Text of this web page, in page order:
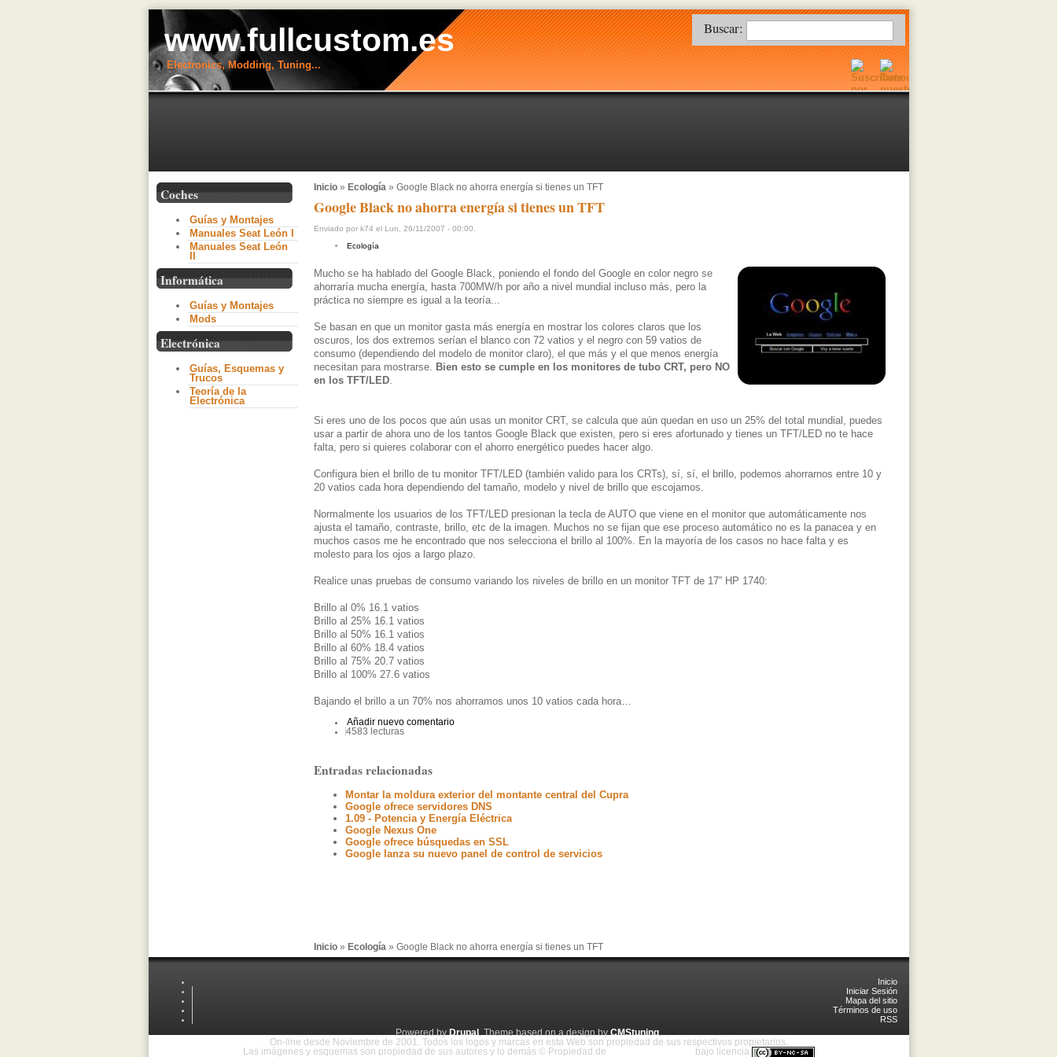
www.fullcustom.es
Electronics, Modding, Tuning...
Buscar:
Coches
Guías y Montajes
Manuales Seat León I
Manuales Seat León
Informática
Guías y Montajes
Mods
Electrónica
Guías, Esquemas y
Trucos
Teoría de la
Electrónica
Inicio» Ecología » Google Black no ahorra energía si tienes un TFT
Google Black no ahorra energía si tienes un TFT
Enviado por k74 el Lun, 26/11/2007 - 00:00.
Ecología
Mucho se ha hablado del Google Black, poniendo el fondo del Google en color negro se
ahorraría mucha energía, hasta 700MW/h por año a nivel mundial incluso más, pero la
práctica no siempre es igual a la teoría...
Se basan en que un monitor gasta más energía en mostrar los colores claros que los
oscuros, los dos extremos serían el blanco con 72 vatios y el negro con 59 vatios de
consumo (dependiendo del modelo de monitor claro), el que más y el que menos energía
necesitan para mostrarse. Bien esto se cumple en los monitores de tubo CRT, pero NO
en los TFT/LED.
Si eres uno de los pocos que aún usas un monitor CRT, se calcula que aún quedan en uso un 25% del total mundial, puedes
usar a partir de ahora uno de los tantos Google Black que existen, pero si eres afortunado y tienes un TFT/LED no te hace
falta, pero si quieres colaborar con el ahorro energético puedes hacer algo.
Configura bien el brillo de tu monitor TFT/LED (también valido para los CRTs), sí, sí, el brillo, podemos ahorrarnos entre 10 y
20 vatios cada hora dependiendo del tamaño, modelo y nivel de brillo que escojamos.
Normalmente los usuarios de los TFT/LED presionan la tecla de AUTO que viene en el monitor que automáticamente nos
ajusta el tamaño, contraste, brillo, etc de la imagen. Muchos no se fijan que ese proceso automático no es la panacea y en
muchos casos me he encontrado que nos selecciona el brillo al 100%. En la mayoría de los casos no hace falta y es
molesto para los ojos a largo plazo.
Realice unas pruebas de consumo variando los niveles de brillo en un monitor TFT de 17” HP 1740:
Brillo al 0% 16.1 vatios
Brillo al 25% 16.1 vatios
Brillo al 50% 16.1 vatios
Brillo al 60% 18.4 vatios
Brillo al 75% 20.7 vatios
Brillo al 100% 27.6 vatios
Bajando el brillo a un 70% nos ahorramos unos 10 vatios cada hora…
Añadir nuevo comentario
4583 lecturas
Entradas relacionadas
Montar la moldura exterior del montante central del Cupra
Google ofrece servidores DNS
1.09 - Potencia y Energía Eléctrica
Google Nexus One
Google ofrece búsquedas en SSL
Google lanza su nuevo panel de control de servicios
Inicio» Ecología » Google Black no ahorra energía si tienes un TFT
Inicio
Iniciar Sesión
Mapa del sitio
Términos de uso
RSS
Powered by Drupal . Theme based on a design by CMStuning
On-line desde Noviembre de 2001. Todos los logos y marcas en esta Web son propiedad de sus respectivos propietarios.
Las imágenes y esquemas son propiedad de sus autores y lo demás © Propiedad de
bajo licencia